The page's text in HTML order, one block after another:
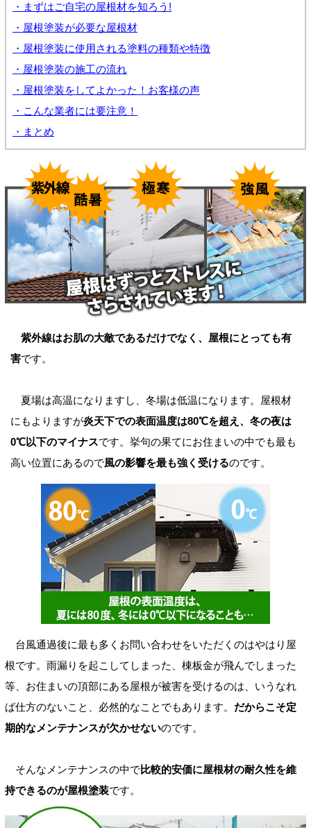
・まずはご自宅の屋根材を知ろう!
・屋根塗装が必要な屋根材
・屋根塗装に使用される塗料の種類や特徴
・屋根塗装の施工の流れ
・屋根塗装をしてよかった！お客様の声
・こんな業者には要注意！
・まとめ
紫外線はお肌の大敵であるだけでなく、屋根にとっても有
害です。
夏場は高温になりますし、冬場は低温になります。屋根材
にもよりますが炎天下での表面温度は80℃を超え、冬の夜は
0℃以下のマイナスです。挙句の果てにお住まいの中でも最も
高い位置にあるので風の影響を最も強く受けるのです。
台風通過後に最も多くお問い合わせをいただくのはやはり屋
根です。雨漏りを起こしてしまった、棟板金が飛んでしまった
等、お住まいの頂部にある屋根が被害を受けるのは、いうなれ
ば仕方のないこと、必然的なことでもあります。 だからこそ定
期的なメンテナンスが欠かせないのです。
そんなメンテナンスの中で比較的安価に屋根材の耐久性を維
持できるのが屋根塗装です。